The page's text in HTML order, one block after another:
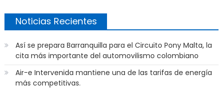
Noticias Recientes
Así se prepara Barranquilla para el Circuito Pony Malta, la
cita más importante del automovilismo colombiano
Air-e Intervenida mantiene una de las tarifas de energía
más competitivas.